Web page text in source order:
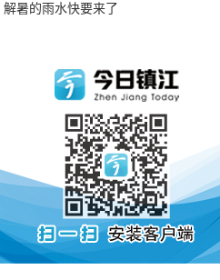
解暑的雨水快要来了